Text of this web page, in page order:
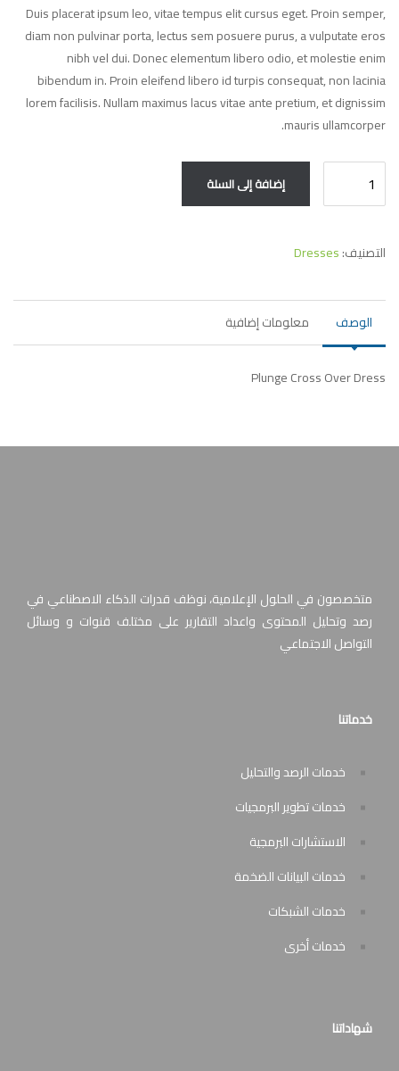
Duis placerat ipsum leo, vitae tempus elit cursus eget. Proin semper,
diam non pulvinar porta, lectus sem posuere purus, a vulputate eros
nibh vel dui. Donec elementum libero odio, et molestie enim
bibendum in. Proin eleifend libero id turpis consequat, non lacinia
lorem facilisis. Nullam maximus lacus vitae ante pretium, et dignissim
mauris ullamcorper.
Plunge
Dress
إضافة إلى السلة
التصنيف:Dresses
الوصف معلومات إضافية
Plunge Cross Over Dress
شهاداتنا
خدماتنا
خدمات الرصد والتحليل
خدمات تطوير البرمجيات
الاستشارات البرمجية
خدمات البيانات الضخمة
خدمات الشبكات
خدمات أخرى
متخصصون في الحلول الإعلامية، نوظف قدرات الذكاء الاصطناعي في
رصد وتحليل المحتوى واعداد التقارير على مختلف قنوات و وسائل
التواصل الاجتماعي